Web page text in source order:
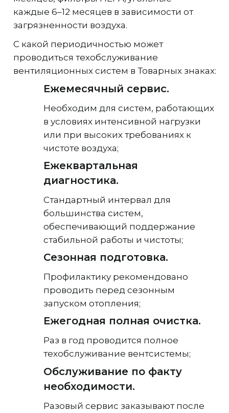
каждые 6–12 месяцев в зависимости от
загрязненности воздуха.
С какой периодичностью может
проводиться техобслуживание
вентиляционных систем в Товарных знаках:
Ежемесячный сервис.
Необходим для систем, работающих
в условиях интенсивной нагрузки
или при высоких требованиях к
чистоте воздуха;
Ежеквартальная
диагностика.
Стандартный интервал для
большинства систем,
обеспечивающий поддержание
стабильной работы и чистоты;
Сезонная подготовка.
Профилактику рекомендовано
проводить перед сезонным
запуском отопления;
Ежегодная полная очистка.
Раз в год проводится полное
техобслуживание вентсистемы;
Обслуживание по факту
необходимости.
Разовый сервис заказывают после